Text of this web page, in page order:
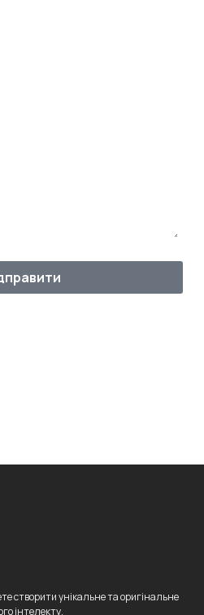
створити унікальне та оригінальне
інтелекту.